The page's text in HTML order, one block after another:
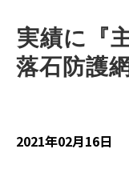
実績に『
落石防護
2021年02月16日